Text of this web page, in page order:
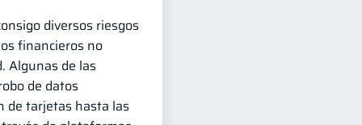
diversos riesgos
financieros no
Algunas de las
de datos
de tarjetas hasta las